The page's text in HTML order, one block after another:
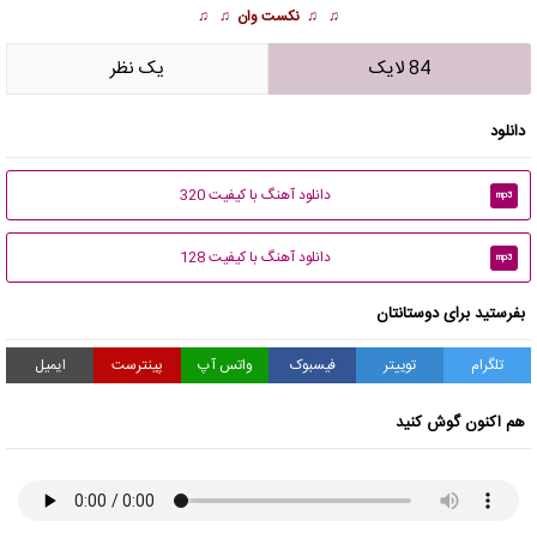
♫ ♫ نکست وان ♫ ♫
84 لایک يک نظر
دانلود
mp3 دانلود آهنگ با کیفیت 320
mp3 دانلود آهنگ با کیفیت 128
بفرستید برای دوستانتان
تلگرام توییتر فیسبوک واتس آپ پینترست ایمیل
هم اکنون گوش کنید